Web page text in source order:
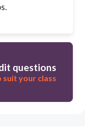
questions
suit your class